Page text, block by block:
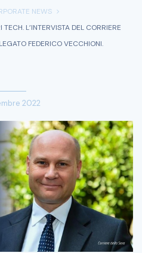
NEWS
L’INTERVISTA DEL CORRIERE
FEDERICO VECCHIONI.
2022